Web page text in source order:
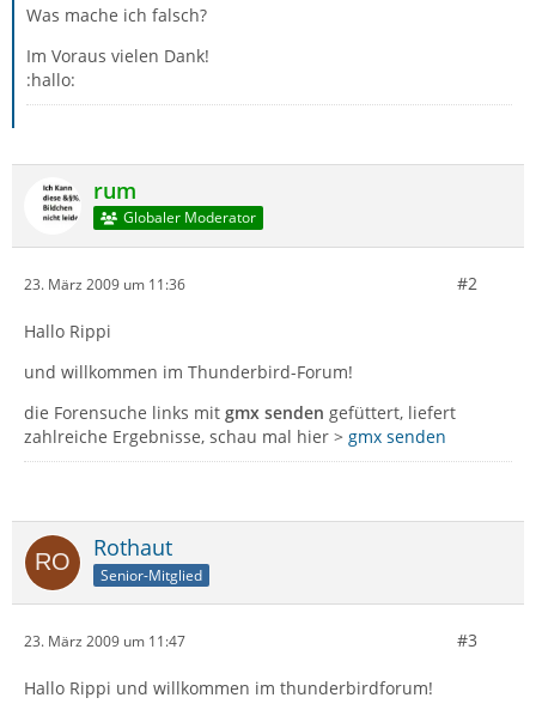
Was mache ich falsch?
Im Voraus vielen Dank!
:hallo:
rum
Globaler Moderator
23. März 2009 um 11:36 #2
Hallo Rippi
und willkommen im Thunderbird-Forum!
die Forensuche links mit gmx senden gefüttert, liefert
zahlreiche Ergebnisse, schau mal hier > gmx senden
Rothaut
Senior-Mitglied
23. März 2009 um 11:47 #3
Hallo Rippi und willkommen im thunderbirdforum!